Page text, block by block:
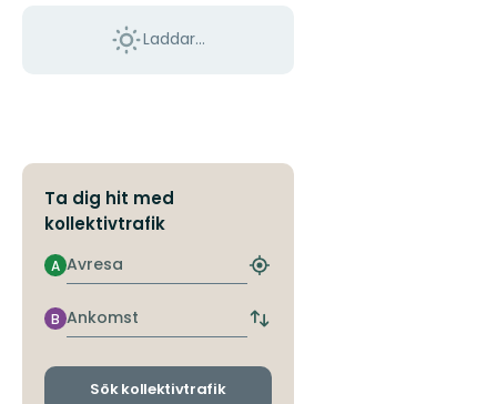
Laddar...
Ta dig hit med
kollektivtrafik
Avresa
A
Hitta
hållplats
Ankomst
B
Byt
och
Sök kollektivtrafik